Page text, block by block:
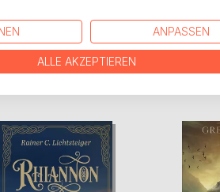
TITEL BEI
ANPASSEN
ALLE AKZEPTIEREN